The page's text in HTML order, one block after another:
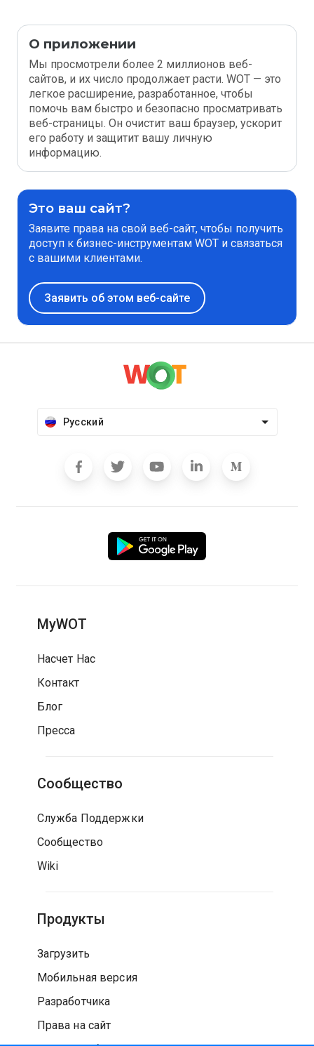
О приложении
Мы просмотрели более 2 миллионов веб-
сайтов, и их число продолжает расти. WOT — это
легкое расширение, разработанное, чтобы
помочь вам быстро и безопасно просматривать
веб-страницы. Он очистит ваш браузер, ускорит
его работу и защитит вашу личную
информацию.
Это ваш сайт?
Заявите права на свой веб-сайт, чтобы получить
доступ к бизнес-инструментам WOT и связаться
с вашими клиентами.
Заявить об этом веб-сайте
Русский
MyWOT
Насчет Нас
Контакт
Блог
Пресса
Сообщество
Служба Поддержки
Сообщество
Wiki
Продукты
Загрузить
Мобильная версия
Разработчика
Права на сайт